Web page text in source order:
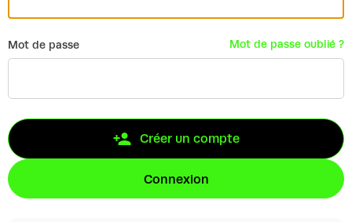
Mot de passe Mot de passe oublié ?
Créer un compte
Connexion